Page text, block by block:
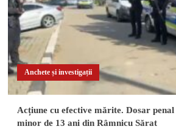
Anchete și investigații
Acțiune cu efective mărite. Dosar penal
minor de 13 ani din Râmnicu Sărat